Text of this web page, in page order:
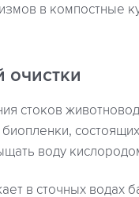
в компостные
очистки
стоков
воду
в сточных водах